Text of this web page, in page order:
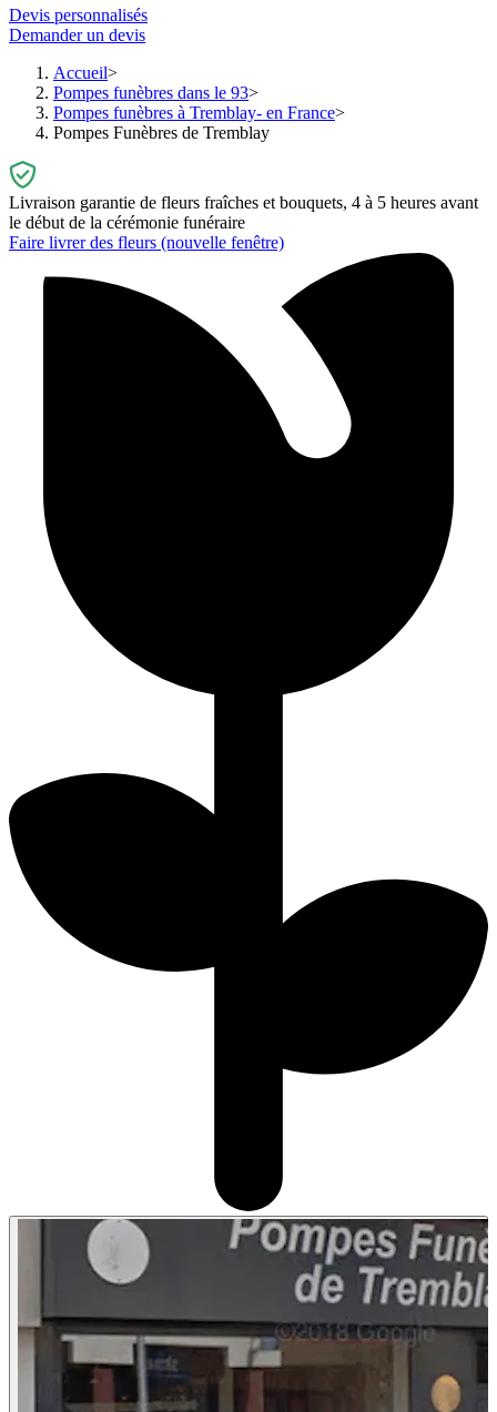
Devis personnalisés
Demander un devis
Accueil
Pompes funèbres dans le 93
Pompes funèbres à Tremblay- en France
Pompes Funèbres de Tremblay
Livraison garantie de fleurs fraîches et bouquets, 4 à 5 heures avant
le début de la cérémonie funéraire
Faire livrer des fleurs (nouvelle fenêtre)